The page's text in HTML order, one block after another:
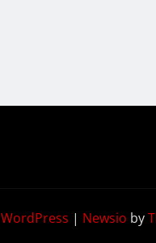
WordPress | Newsio by